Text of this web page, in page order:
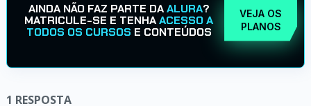
AINDA NÃO FAZ PARTE DAALURA?
MATRICULE-SE E TENHAACESSO A
TODOS OS CURSOS E CONTEÚDOS
VEJA OS
PLANOS
1 RESPOSTA